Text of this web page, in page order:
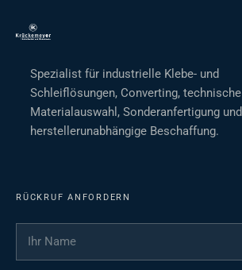
Spezialist für industrielle Klebe- und
Schleiflösungen, Converting, technische
Materialauswahl, Sonderanfertigung und
herstellerunabhängige Beschaffung.
RÜCKRUF ANFORDERN
Ihr Name